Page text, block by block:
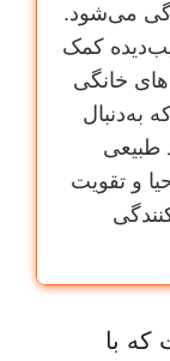
می‌شود.
کمک
خانگی
به‌دنبال
طبیعی
و تقویت
که با